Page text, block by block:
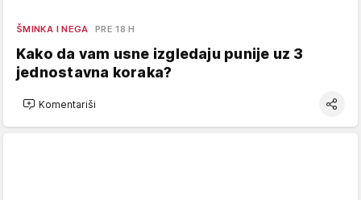
ŠMINKA I NEGA PRE 18 H
Kako da vam usne izgledaju punije uz 3
jednostavna koraka?
Komentariši